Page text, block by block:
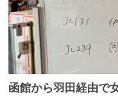
函館から羽田経由で